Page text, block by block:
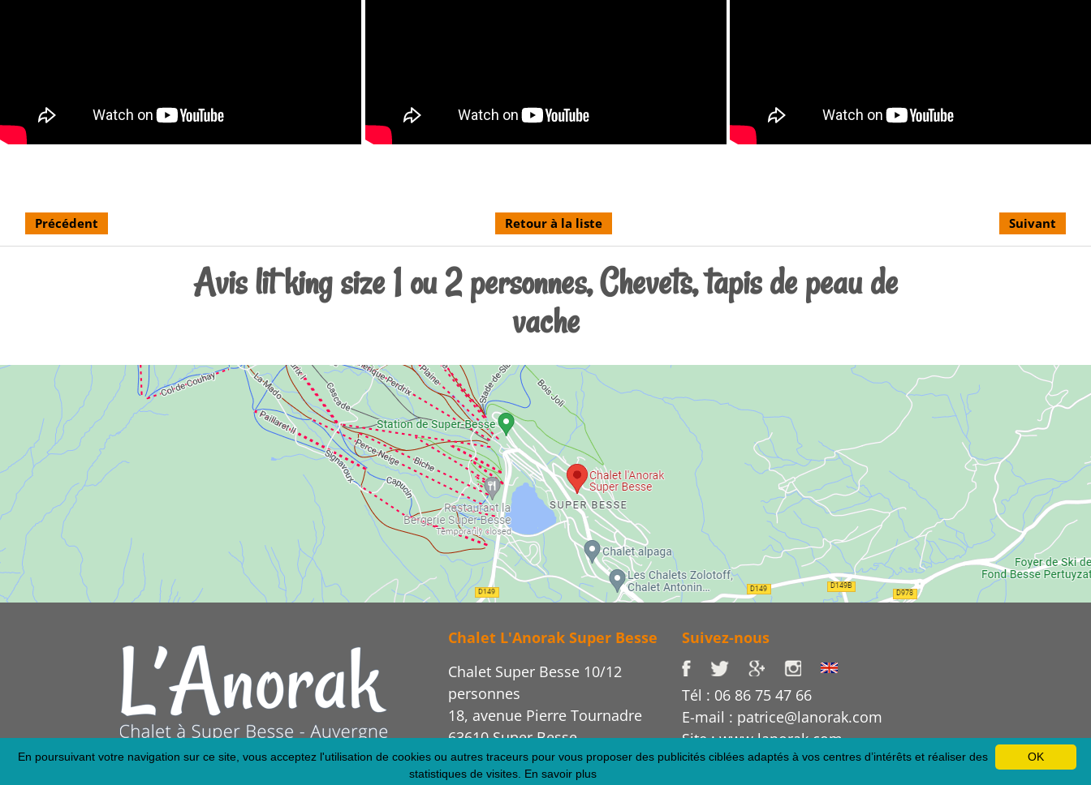
Précédent Retour à la liste Suivant
Avis lit king size 1 ou 2 personnes, Chevets, tapis de peau de
vache
Chalet L'Anorak Super Besse
Chalet Super Besse 10/12
personnes
18, avenue Pierre Tournadre
63610 Super Besse
Suivez-nous
Tél : 06 86 75 47 66
E-mail : patrice@lanorak.com
Site : www.lanorak.com
Nos flux RSS
OK
En poursuivant votre navigation sur ce site, vous acceptez l'utilisation de cookies ou autres traceurs pour vous proposer des publicités ciblées adaptés à vos centres d’intérêts et réaliser des
statistiques de visites. En savoir plus